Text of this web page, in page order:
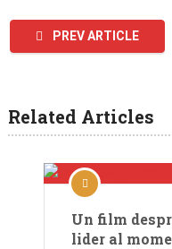
PREV ARTICLE
Related Articles
Un film
lider al